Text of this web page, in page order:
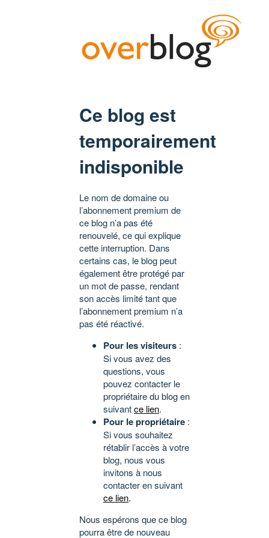
Ce blog est
temporairement
indisponible
Le nom de domaine ou
l’abonnement premium de
ce blog n’a pas été
renouvelé, ce qui explique
cette interruption. Dans
certains cas, le blog peut
également être protégé par
un mot de passe, rendant
son accès limité tant que
l’abonnement premium n’a
pas été réactivé.
Pour les visiteurs :
Si vous avez des
questions, vous
pouvez contacter le
propriétaire du blog en
suivantce lien.
Pour le propriétaire :
Si vous souhaitez
rétablir l’accès à votre
blog, nous vous
invitons à nous
contacter en suivant
ce lien.
Nous espérons que ce blog
pourra être de nouveau